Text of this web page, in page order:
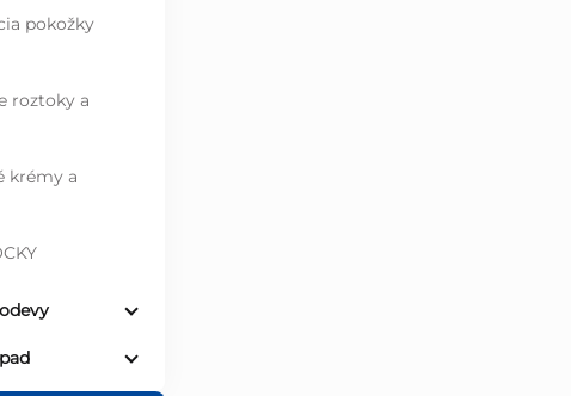
pokožky
roztoky a
krémy a